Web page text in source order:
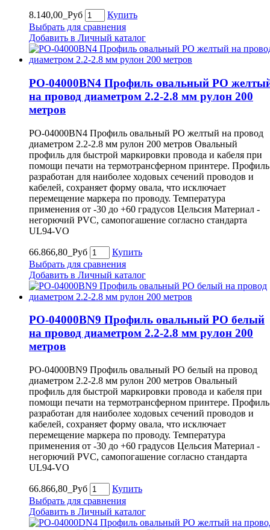
8.140,00_Руб
Купить
Выбрать для сравнения
Добавить в Личный каталог
PO-04000BN4 Профиль овальный PO
на провод диаметром 2.2-2.8 мм рулон 200
метров
PO-04000BN4 Профиль овальный PO желтый на провод
диаметром 2.2-2.8 мм рулон 200 метров Овальный
профиль для быстрой маркировки провода и кабеля при
помощи печати на термотрансферном принтере. Профиль
разработан для наиболее ходовых сечений проводов и
кабелей, сохраняет форму овала, что исключает
перемещение маркера по проводу. Температура
применения от -30 до +60 градусов Цельсия Материал -
негорючий PVC, самопогашение согласно стандарта
UL94-VO
66.866,80_Руб
Купить
Выбрать для сравнения
Добавить в Личный каталог
PO-04000BN9 Профиль овальный PO белый
на провод диаметром 2.2-2.8 мм рулон 200
метров
PO-04000BN9 Профиль овальный PO белый на провод
диаметром 2.2-2.8 мм рулон 200 метров Овальный
профиль для быстрой маркировки провода и кабеля при
помощи печати на термотрансферном принтере. Профиль
разработан для наиболее ходовых сечений проводов и
кабелей, сохраняет форму овала, что исключает
перемещение маркера по проводу. Температура
применения от -30 до +60 градусов Цельсия Материал -
негорючий PVC, самопогашение согласно стандарта
UL94-VO
66.866,80_Руб
Купить
Выбрать для сравнения
Добавить в Личный каталог